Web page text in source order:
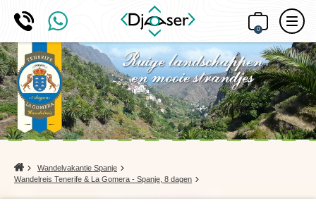
0
Home
Wandelvakantie Spanje
Wandelreis Tenerife & La Gomera - Spanje, 8 dagen